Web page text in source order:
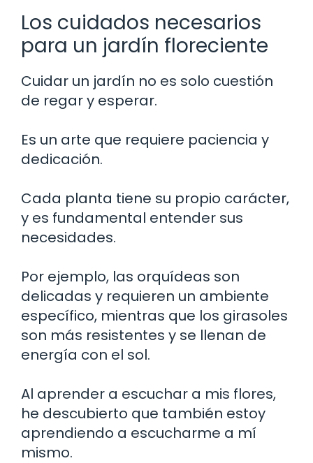
Los cuidados necesarios
para un jardín floreciente
Cuidar un jardín no es solo cuestión
de regar y esperar.
Es un arte que requiere paciencia y
dedicación.
Cada planta tiene su propio carácter,
y es fundamental entender sus
necesidades.
Por ejemplo, las orquídeas son
delicadas y requieren un ambiente
específico, mientras que los girasoles
son más resistentes y se llenan de
energía con el sol.
Al aprender a escuchar a mis flores,
he descubierto que también estoy
aprendiendo a escucharme a mí
mismo.